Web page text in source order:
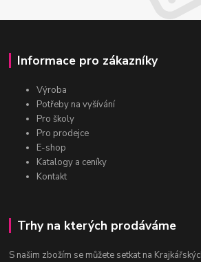
Informace pro zákazníky
Výroba
Potřeby na vyšívání
Pro školy
Pro prodejce
E-shop
Katalogy a ceníky
Kontakt
Trhy na kterých prodáváme
S našim zbožím se můžete setkat na